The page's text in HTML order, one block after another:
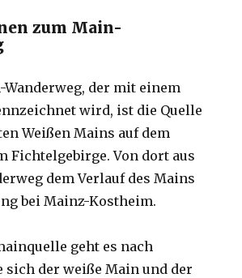
zum Main-
Wanderweg, der mit einem
wird, ist die Quelle
Weißen Mains auf dem
Fichtelgebirge. Von dort aus
dem Verlauf des Mains
bei Mainz-Kostheim.
geht es nach
sich der weiße Main und der